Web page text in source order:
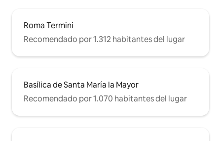
Roma Termini
Recomendado por 1.312 habitantes del lugar
Basílica de Santa María la Mayor
Recomendado por 1.070 habitantes del lugar